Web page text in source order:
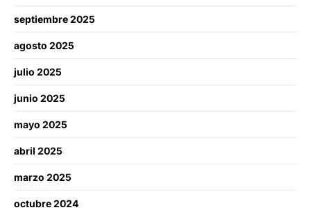
septiembre 2025
agosto 2025
julio 2025
junio 2025
mayo 2025
abril 2025
marzo 2025
octubre 2024